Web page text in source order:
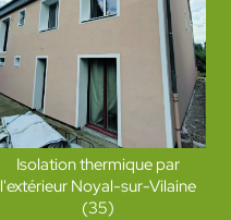
Isolation thermique par
l'extérieur Noyal-sur-Vilaine
(35)